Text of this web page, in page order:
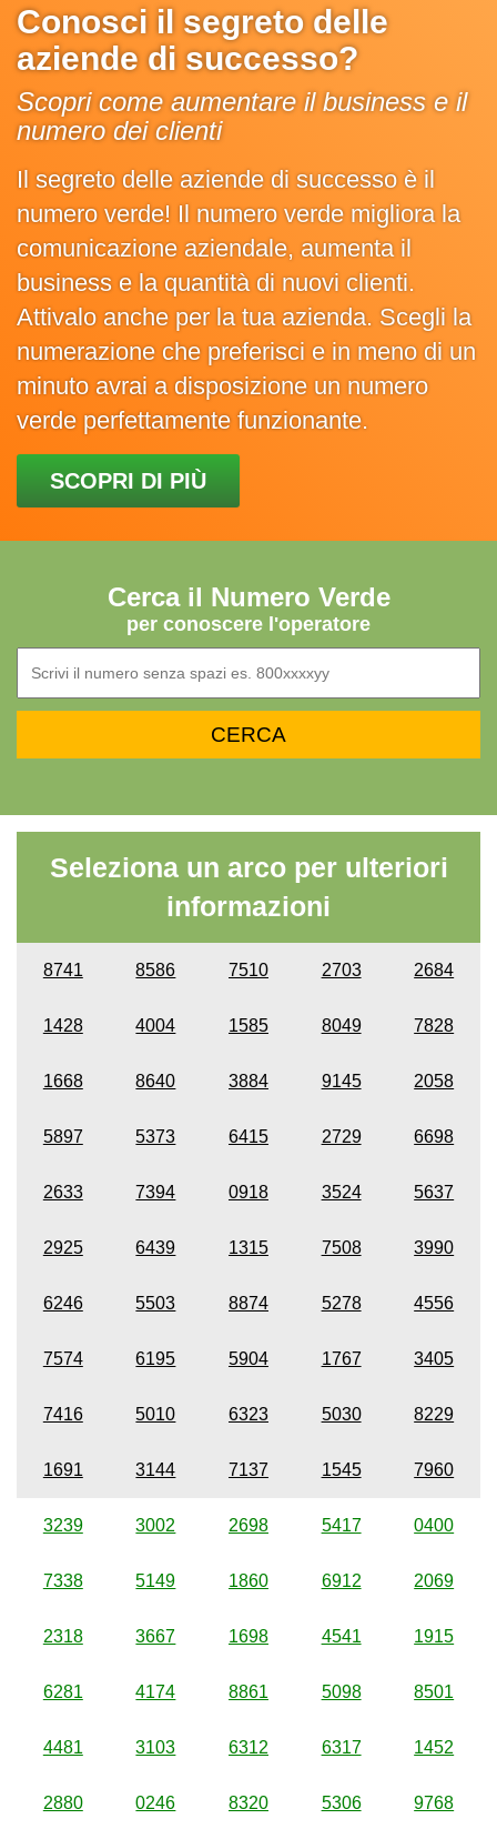
Conosci il segreto delle
aziende di successo?
Scopri come aumentare il business e il
numero dei clienti
Il segreto delle aziende di successo è il
numero verde! Il numero verde migliora la
comunicazione aziendale, aumenta il
business e la quantità di nuovi clienti.
Attivalo anche per la tua azienda. Scegli la
numerazione che preferisci e in meno di un
minuto avrai a disposizione un numero
verde perfettamente funzionante.
SCOPRI DI PIÙ
Cerca il Numero Verde
per conoscere l'operatore
Seleziona un arco per ulteriori
informazioni
8741 8586 7510 2703 2684
1428 4004 1585 8049 7828
1668 8640 3884 9145 2058
5897 5373 6415 2729 6698
2633 7394 0918 3524 5637
2925 6439 1315 7508 3990
6246 5503 8874 5278 4556
7574 6195 5904 1767 3405
7416 5010 6323 5030 8229
1691 3144 7137 1545 7960
3239 3002 2698 5417 0400
7338 5149 1860 6912 2069
2318 3667 1698 4541 1915
6281 4174 8861 5098 8501
4481 3103 6312 6317 1452
2880 0246 8320 5306 9768